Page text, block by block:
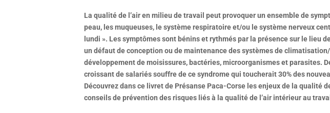
La qualité de l’air en milieu de travail peut provoquer un ensemble de
peau, les muqueuses, le système respiratoire et/ou le système nerveux
lundi ». Les symptômes sont bénins et rythmés par la présence sur le lieu
un défaut de conception ou de maintenance des systèmes de
développement de moisissures, bactéries, microorganismes et parasites.
croissant de salariés souffre de ce syndrome qui toucherait 30% des
Découvrez dans ce livret de Présanse Paca-Corse les enjeux de la qualité
conseils de prévention des risques liés à la qualité de l’air intérieur au